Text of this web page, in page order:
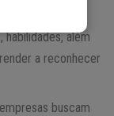
como a
além
a reconhecer
buscam